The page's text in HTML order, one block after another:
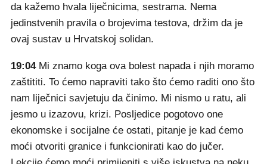
da kažemo hvala liječnicima, sestrama. Nema
jedinstvenih pravila o brojevima testova, držim da je
ovaj sustav u Hrvatskoj solidan.
19:04 Mi znamo koga ova bolest napada i njih moramo
zaštititi. To ćemo napraviti tako što ćemo raditi ono što
nam liječnici savjetuju da činimo. Mi nismo u ratu, ali
jesmo u izazovu, krizi. Posljedice pogotovo one
ekonomske i socijalne će ostati, pitanje je kad ćemo
moći otvoriti granice i funkcionirati kao do jučer.